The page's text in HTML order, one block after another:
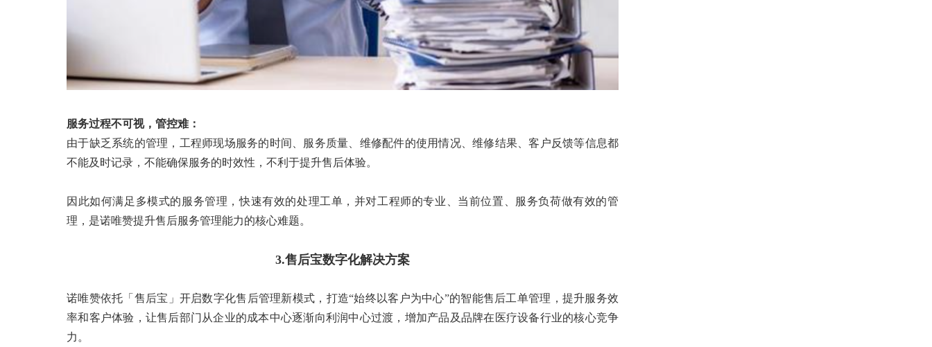
服务过程不可视，管控难：
由于缺乏系统的管理，工程师现场服务的时间、服务质量、维修配件的使用情况、维修结果、客户反馈等信息都
不能及时记录，不能确保服务的时效性，不利于提升售后体验。
因此如何满足多模式的服务管理，快速有效的处理工单，并对工程师的专业、当前位置、服务负荷做有效的管
理，是诺唯赞提升售后服务管理能力的核心难题。
3.售后宝数字化解决方案
诺唯赞依托「售后宝」开启数字化售后管理新模式，打造“始终以客户为中心”的智能售后工单管理，提升服务效
率和客户体验，让售后部门从企业的成本中心逐渐向利润中心过渡，增加产品及品牌在医疗设备行业的核心竞争
力。